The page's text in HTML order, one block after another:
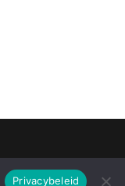
byCatch Themes
Privacybeleid